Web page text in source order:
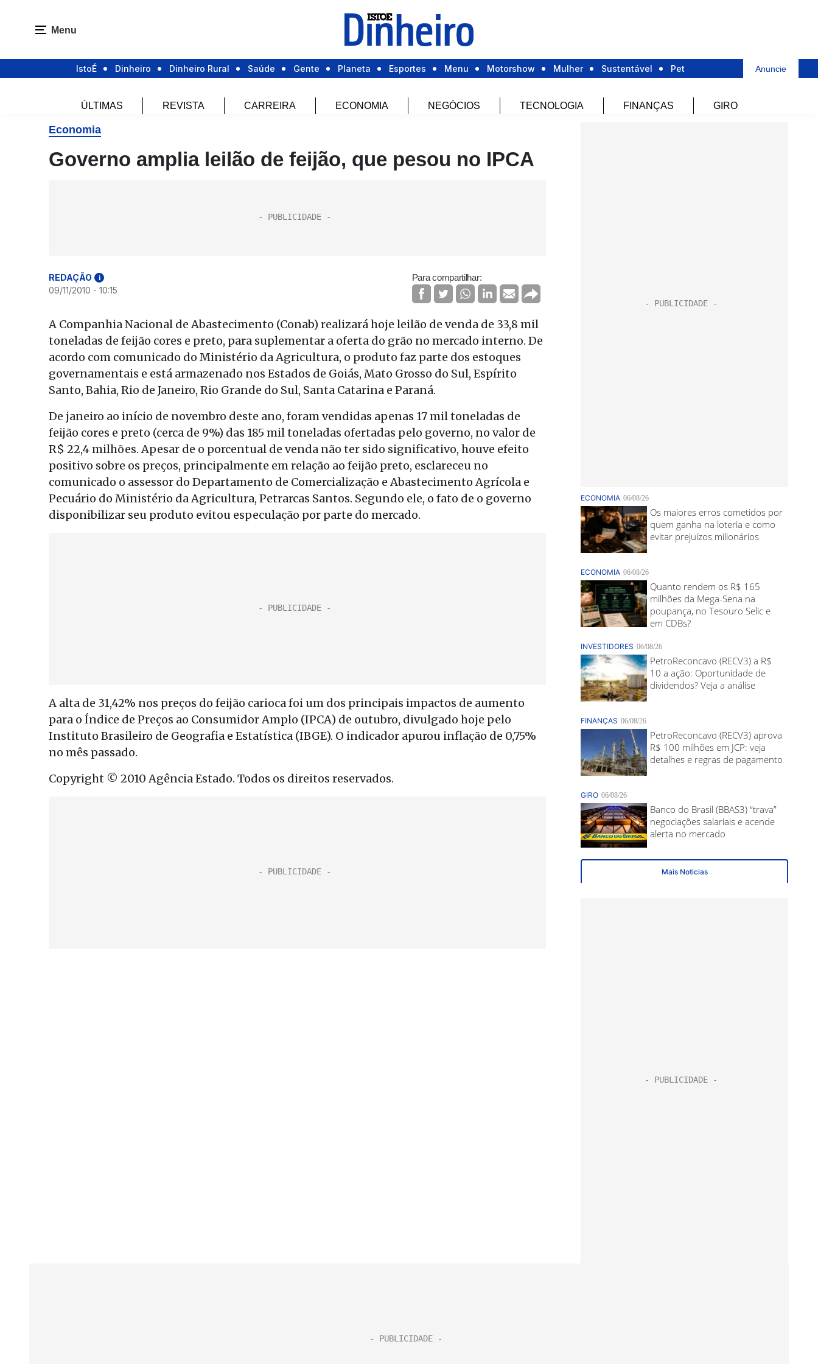
Menu
IstoÉ Dinheiro Dinheiro Rural Saúde Gente Planeta Esportes Menu Motorshow Mulher Sustentável Pet Anuncie
ÚLTIMAS REVISTA CARREIRA ECONOMIA NEGÓCIOS TECNOLOGIA FINANÇAS GIRO
Economia
Governo amplia leilão de feijão, que pesou no IPCA
REDAÇÃO i
09/11/2010 - 10:15
Para compartilhar:
A Companhia Nacional de Abastecimento (Conab) realizará hoje leilão de venda de 33,8 mil
toneladas de feijão cores e preto, para suplementar a oferta do grão no mercado interno. De
acordo com comunicado do Ministério da Agricultura, o produto faz parte dos estoques
governamentais e está armazenado nos Estados de Goiás, Mato Grosso do Sul, Espírito
Santo, Bahia, Rio de Janeiro, Rio Grande do Sul, Santa Catarina e Paraná.
De janeiro ao início de novembro deste ano, foram vendidas apenas 17 mil toneladas de
feijão cores e preto (cerca de 9%) das 185 mil toneladas ofertadas pelo governo, no valor de
R$ 22,4 milhões. Apesar de o porcentual de venda não ter sido significativo, houve efeito
positivo sobre os preços, principalmente em relação ao feijão preto, esclareceu no
comunicado o assessor do Departamento de Comercialização e Abastecimento Agrícola e
Pecuário do Ministério da Agricultura, Petrarcas Santos. Segundo ele, o fato de o governo
disponibilizar seu produto evitou especulação por parte do mercado.
A alta de 31,42% nos preços do feijão carioca foi um dos principais impactos de aumento
para o Índice de Preços ao Consumidor Amplo (IPCA) de outubro, divulgado hoje pelo
Instituto Brasileiro de Geografia e Estatística (IBGE). O indicador apurou inflação de 0,75%
no mês passado.
Copyright © 2010 Agência Estado. Todos os direitos reservados.